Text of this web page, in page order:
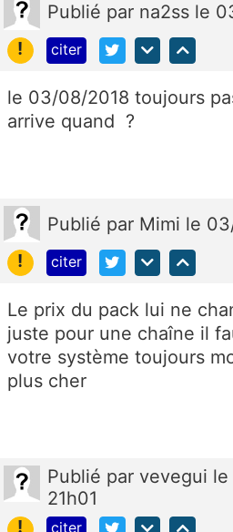
Publié par na2ss le
!
citer
le 03/08/2018 toujours
arrive quand ?
Publié par Mimi le
!
citer
Le prix du pack lui ne
juste pour une chaîne il
votre système toujours
plus cher
Publié par vevegui
21h01
!
citer